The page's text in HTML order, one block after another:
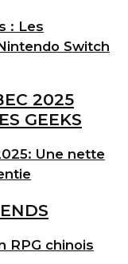
: Les
Switch
Une nette
RPG chinois